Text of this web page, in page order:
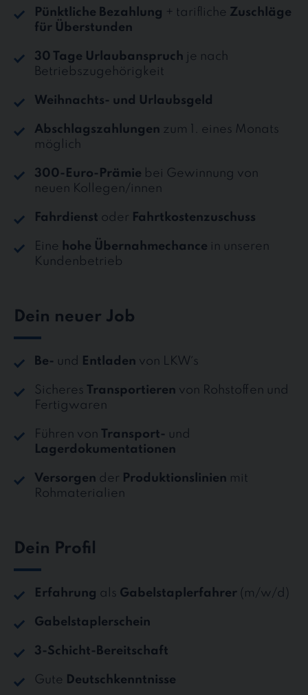
Pünktliche Bezahlung + tarifliche Zuschläge
für Überstunden
30 Tage Urlaubanspruch je nach
Betriebszugehörigkeit
Weihnachts- und Urlaubsgeld
Abschlagszahlungen zum 1. eines Monats
möglich
300-Euro-Prämie bei Gewinnung von
neuen Kollegen/innen
Fahrdienst oder Fahrtkostenzuschuss
Eine hohe Übernahmechance in unseren
Kundenbetrieb
Dein neuer Job
Be- und Entladen von LKW´s
Sicheres Transportieren von Rohstoffen und
Fertigwaren
Führen von Transport- und
Lagerdokumentationen
Versorgen der Produktionslinien mit
Rohmaterialien
Dein Profil
Erfahrung als Gabelstaplerfahrer (m/w/d)
Gabelstaplerschein
3-Schicht-Bereitschaft
Gute Deutschkenntnisse